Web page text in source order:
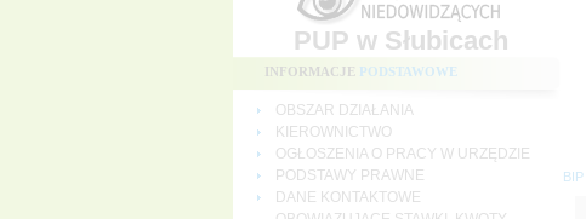
PUP w Słubicach
INFORMACJE PODSTAWOWE
OBSZAR DZIAŁANIA
KIEROWNICTWO
OGŁOSZENIA O PRACY W URZĘDZIE
PODSTAWY PRAWNE
DANE KONTAKTOWE
BIP